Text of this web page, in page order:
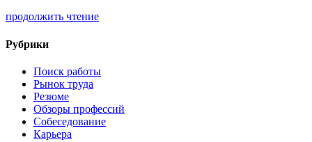
продолжить чтение
Рубрики
Поиск работы
Рынок труда
Резюме
Обзоры профессий
Собеседование
Карьера